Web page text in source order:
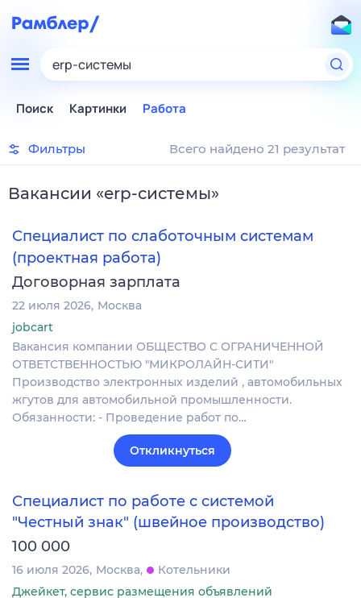
erp-системы
Поиск Картинки Работа
Фильтры Всего найдено 21 результат
Вакансии «erp-системы»
Специалист по слаботочным системам
(проектная работа)
Договорная зарплата
22 июля 2026 Москва
jobcart
Вакансия компании ОБЩЕСТВО С ОГРАНИЧЕННОЙ
ОТВЕТСТВЕННОСТЬЮ "МИКРОЛАЙН-СИТИ"
Производство электронных изделий , автомобильных
жгутов для автомобильной промышленности.
Обязанности: - Проведение работ по…
Откликнуться
Специалист по работе с системой
"Честный знак" (швейное производство)
100 000
16 июля 2026 Москва
Котельники
Джейкет, сервис размещения объявлений